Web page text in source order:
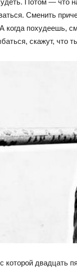
Сменить
когда похудеешь,
скажут, что
которой двадцать